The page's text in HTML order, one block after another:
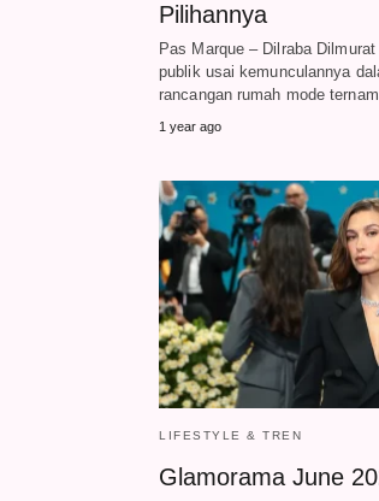
Pilihannya
Pas Marque – Dilraba
publik usai kemunculannya
rancangan rumah mode
1 year ago
LIFESTYLE & TREN
Glamorama June